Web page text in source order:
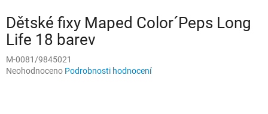
Dětské fixy Maped Color´Peps Long
Life 18 barev
M-0081/9845021
Průměrné
Neohodnoceno Podrobnosti hodnocení